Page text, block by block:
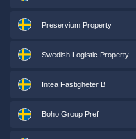
Preservium Property
Swedish Logistic Property
Intea Fastigheter B
Boho Group Pref